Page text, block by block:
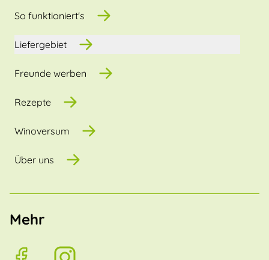
So funktioniert's
Liefergebiet
Freunde werben
Rezepte
Winoversum
Über uns
Mehr